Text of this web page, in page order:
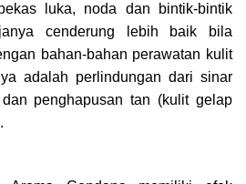
luka, noda dan bintik-bintik
cenderung lebih baik bila
bahan-bahan perawatan kulit
adalah perlindungan dari sinar
penghapusan tan (kulit gelap